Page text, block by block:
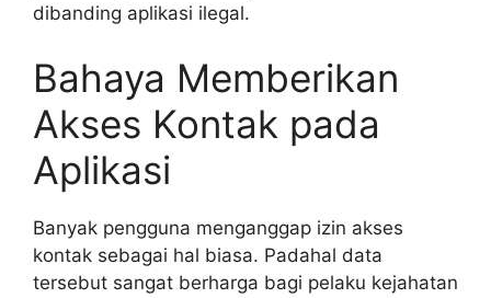
dibanding aplikasi ilegal.
Bahaya Memberikan
Akses Kontak pada
Aplikasi
Banyak pengguna menganggap izin akses
kontak sebagai hal biasa. Padahal data
tersebut sangat berharga bagi pelaku kejahatan